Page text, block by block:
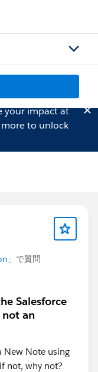
your impact at
to unlock
」で質問
Salesforce
an
New Note using
not, why not?